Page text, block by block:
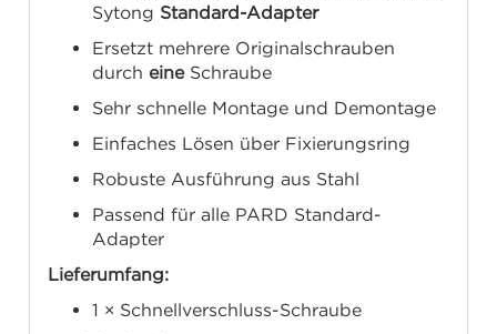
Sytong Standard-Adapter
Ersetzt mehrere Originalschrauben
durch eineSchraube
Sehr schnelle Montage und Demontage
Einfaches Lösen über Fixierungsring
Robuste Ausführung aus Stahl
Passend für alle PARD Standard-
Adapter
Lieferumfang:
1 × Schnellverschluss-Schraube